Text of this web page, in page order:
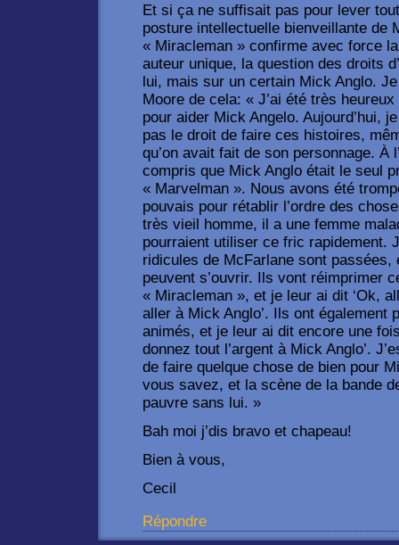
Et si ça ne suffisait pas pour lever
posture intellectuelle bienveillante de
« Miracleman » confirme avec force
auteur unique, la question des droits
lui, mais sur un certain Mick Anglo.
Moore de cela: « J’ai été très
pour aider Mick Angelo. Aujourd’hui,
pas le droit de faire ces histoires,
qu’on avait fait de son personnage. À
compris que Mick Anglo était le seul
« Marvelman ». Nous avons été
pouvais pour rétablir l’ordre des
très vieil homme, il a une femme
pourraient utiliser ce fric rapidement.
ridicules de McFarlane sont
peuvent s’ouvrir. Ils vont réimprimer
« Miracleman », et je leur ai dit ‘Ok,
aller à Mick Anglo’. Ils ont également
animés, et je leur ai dit encore une
donnez tout l’argent à Mick Anglo’.
de faire quelque chose de bien pour
vous savez, et la scène de la bande
pauvre sans lui. »
Bah moi j’dis bravo et chapeau!
Bien à vous,
Cecil
Répondre